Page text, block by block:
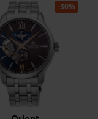
-30%